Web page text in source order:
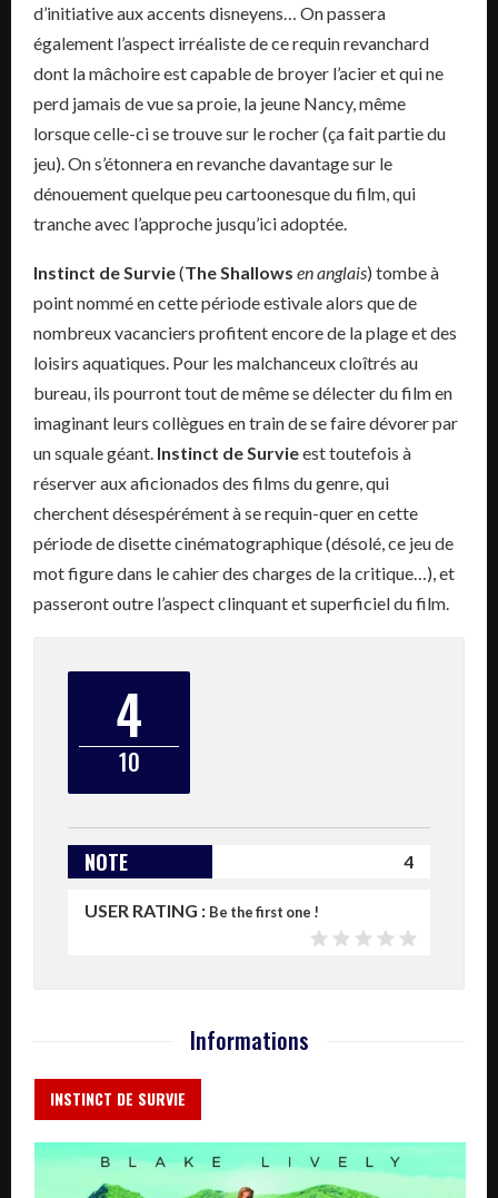
d’initiative aux accents disneyens… On passera
également l’aspect irréaliste de ce requin revanchard
dont la mâchoire est capable de broyer l’acier et qui ne
perd jamais de vue sa proie, la jeune Nancy, même
lorsque celle-ci se trouve sur le rocher (ça fait partie du
jeu). On s’étonnera en revanche davantage sur le
dénouement quelque peu cartoonesque du film, qui
tranche avec l’approche jusqu’ici adoptée.
Instinct de Survie(The Shallows en anglais) tombe à
point nommé en cette période estivale alors que de
nombreux vacanciers profitent encore de la plage et des
loisirs aquatiques. Pour les malchanceux cloîtrés au
bureau, ils pourront tout de même se délecter du film en
imaginant leurs collègues en train de se faire dévorer par
un squale géant. Instinct de Survieest toutefois à
réserver aux aficionados des films du genre, qui
cherchent désespérément à se requin-quer en cette
période de disette cinématographique (désolé, ce jeu de
mot figure dans le cahier des charges de la critique…), et
passeront outre l’aspect clinquant et superficiel du film.
4
10
NOTE 4
USER RATING : Be the first one !
Informations
INSTINCT DE SURVIE